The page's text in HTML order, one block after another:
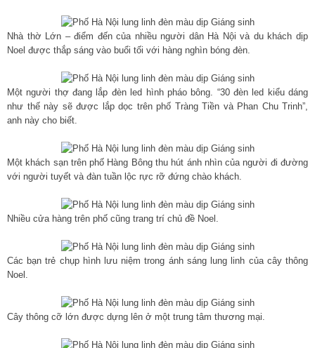
Nhà thờ Lớn – điểm đến của nhiều người dân Hà Nội và du khách dịp
Noel được thắp sáng vào buổi tối với hàng nghìn bóng đèn.
Một người thợ đang lắp đèn led hình pháo bông. “30 đèn led kiểu dáng
như thế này sẽ được lắp dọc trên phố Tràng Tiền và Phan Chu Trinh”,
anh này cho biết.
Một khách sạn trên phố Hàng Bông thu hút ánh nhìn của người đi đường
với người tuyết và đàn tuần lộc rực rỡ đứng chào khách.
Nhiều cửa hàng trên phố cũng trang trí chủ đề Noel.
Các bạn trẻ chụp hình lưu niệm trong ánh sáng lung linh của cây thông
Noel.
Cây thông cỡ lớn được dựng lên ở một trung tâm thương mại.